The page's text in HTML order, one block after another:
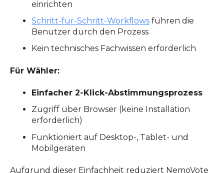
einrichten
Schritt-für-Schritt-Workflows führen die
Benutzer durch den Prozess
Kein technisches Fachwissen erforderlich
Für Wähler:
Einfacher 2-Klick-Abstimmungsprozess
Zugriff über Browser (keine Installation
erforderlich)
Funktioniert auf Desktop-, Tablet- und
Mobilgeräten
Aufgrund dieser Einfachheit reduziert NemoVote